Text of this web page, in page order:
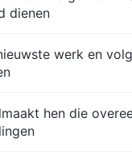
dienen
werk en
hen die